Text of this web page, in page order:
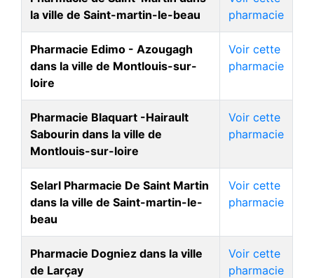
la ville de Saint-martin-le-beau
pharmacie
Pharmacie Edimo - Azougagh
dans la ville de Montlouis-sur-
loire
Voir cette
pharmacie
Pharmacie Blaquart -Hairault
Sabourin dans la ville de
Montlouis-sur-loire
Voir cette
pharmacie
Selarl Pharmacie De Saint Martin
dans la ville de Saint-martin-le-
beau
Voir cette
pharmacie
Pharmacie Dogniez dans la ville
de Larçay
Voir cette
pharmacie